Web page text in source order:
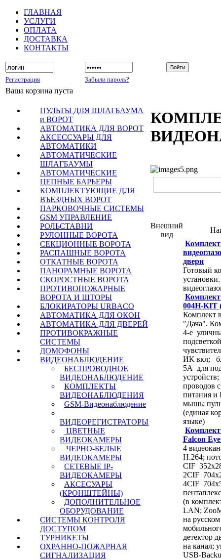
ГЛАВНАЯ
УСЛУГИ
ОПЛАТА
ДОСТАВКА
КОНТАКТЫ
Регистрация Забыли пароль?
Ваша корзина пуста
ПУЛЬТЫ ДЛЯ ШЛАГБАУМА
и ВОРОТ
АВТОМАТИКА ДЛЯ ВОРОТ
АКСЕССУАРЫ ДЛЯ
АВТОМАТИКИ
АВТОМАТИЧЕСКИЕ
ШЛАГБАУМЫ
АВТОМАТИЧЕСКИЕ
ЦЕПНЫЕ БАРЬЕРЫ
КОМПЛЕКТУЮЩИЕ ДЛЯ
ВЪЕЗДНЫХ ВОРОТ
ПАРКОВОЧНЫЕ СИСТЕМЫ
GSM УПРАВЛЕНИЕ
РОЛЬСТАВНИ
РУЛОННЫЕ ВОРОТА
СЕКЦИОННЫЕ ВОРОТА
РАСПАШНЫЕ ВОРОТА
ОТКАТНЫЕ ВОРОТА
ПАНОРАМНЫЕ ВОРОТА
СКОРОСТНЫЕ ВОРОТА
ПРОТИВОПОЖАРНЫЕ
ВОРОТА И ШТОРЫ
БЛОКИРАТОРЫ URBACO
АВТОМАТИКА ДЛЯ ОКОН
АВТОМАТИКА ДЛЯ ДВЕРЕЙ
ПРОТИВОКРАЖНЫЕ
СИСТЕМЫ
ДОМОФОНЫ
ВИДЕОНАБЛЮДЕНИЕ
БЕСПРОВОДНОЕ
ВИДЕОНАБЛЮДЕНИЕ
КОМПЛЕКТЫ
ВИДЕОНАБЛЮДЕНИЯ
GSM-Видеонаблюдение
ВИДЕОРЕГИСТРАТОРЫ
ЦВЕТНЫЕ
ВИДЕОКАМЕРЫ
ЧЕРНО-БЕЛЫЕ
ВИДЕОКАМЕРЫ
СЕТЕВЫЕ IP-
ВИДЕОКАМЕРЫ
АКСЕСУАРЫ
(КРОНШТЕЙНЫ)
ДОПОЛНИТЕЛЬНОЕ
ОБОРУДОВАНИЕ
СИСТЕМЫ КОНТРОЛЯ
ДОСТУПОМ
ТУРНИКЕТЫ
ОХРАННО-ПОЖАРНАЯ
СИГНАЛИЗАЦИЯ
Внешний
вид
двери
Готовый
004H-
Комплект
"Дача".
4-е
ИК вкл;
5А для
проводов
питания и
мышь;
(единая
языке)
Falcon
4
H.264;
CIF
2CIF
4CIF
(в
LAN;
на
детектор
на канал;
USB-